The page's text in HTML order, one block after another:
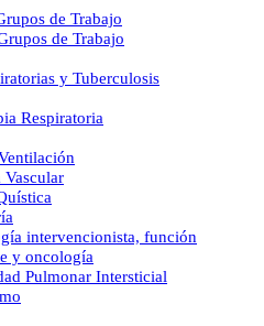
de Trabajo
de Trabajo
y Tuberculosis
Respiratoria
Vascular
intervencionista, función
y oncología
Pulmonar Intersticial